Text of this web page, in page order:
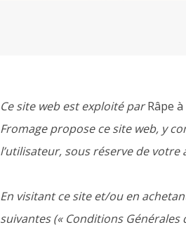
Ce site web est exploité parRâpe
Fromage propose ce site web, y
l’utilisateur, sous réserve de
En visitant ce site et/ou en
suivantes (« Conditions Générales